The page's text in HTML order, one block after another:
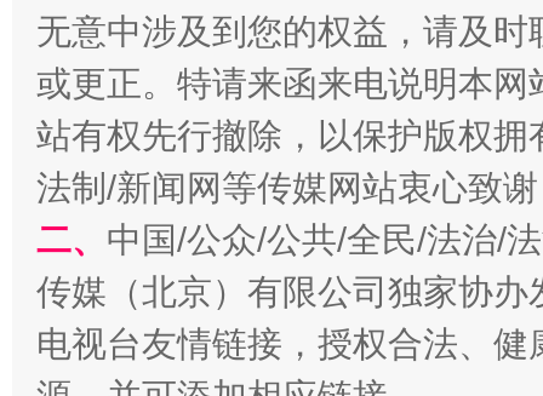
习近平的博鳌关键词
魏明亮
无意中涉及到您的权益，请及
或更正。特请来函来电说明本
站有权先行撤除，以保护版权
法制/新闻网等传媒网站衷心致
二、 中国/公众/公共/全民/法治/
传媒（北京）有限公司独家协
电视台友情链接，授权合法、